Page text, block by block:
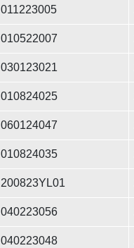
011223005
010522007
030123021
010824025
060124047
010824035
200823YL01
040223056
040223048